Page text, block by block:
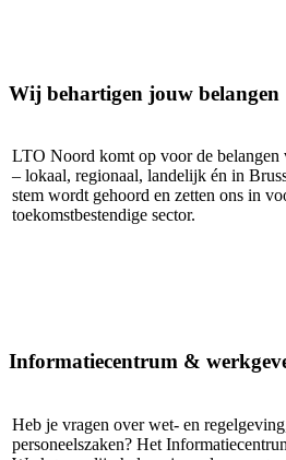
Wij behartigen jouw belangen
LTO Noord komt op voor de belangen
– lokaal, regionaal, landelijk én in
stem wordt gehoord en zetten ons in
toekomstbestendige sector.
Informatiecentrum &
Heb je vragen over wet- en
personeelszaken? Het